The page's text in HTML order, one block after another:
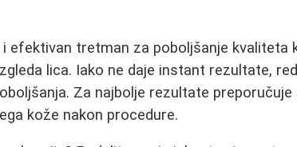
efektivan tretman za poboljšanje kvaliteta
lica. Iako ne daje instant rezultate,
Za najbolje rezultate preporučuje
kože nakon procedure.